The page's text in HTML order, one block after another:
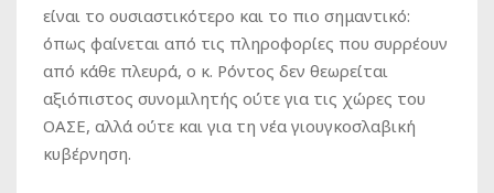
είναι το ουσιαστικότερο και το πιο σημαντικό:
όπως φαίνεται από τις πληροφορίες που συρρέουν
από κάθε πλευρά, ο κ. Ρόντος δεν θεωρείται
αξιόπιστος συνομιλητής ούτε για τις χώρες του
ΟΑΣΕ, αλλά ούτε και για τη νέα γιουγκοσλαβική
κυβέρνηση.